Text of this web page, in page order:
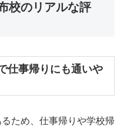
校のリアルな評
仕事帰りにも通いや
ため、仕事帰りや学校帰